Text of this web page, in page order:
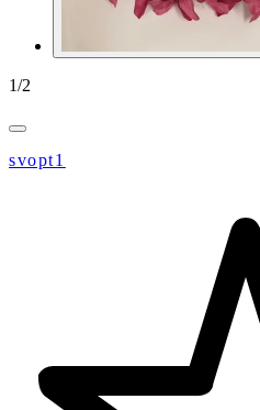
1/2
svopt1